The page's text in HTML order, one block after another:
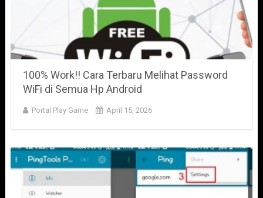
100% Work!! Cara Terbaru Melihat Password
WiFi di Semua Hp Android
Portal Play Game April 15, 2026